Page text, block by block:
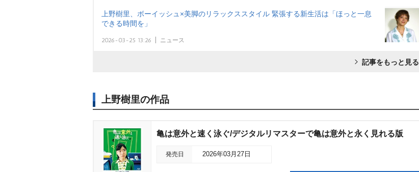
上野樹里、ボーイッシュ×美脚のリラックススタイル 緊張する新生活は「ほっと一息
できる時間を」
2026-03-25 13:26 ニュース
記事をもっと見る
上野樹里の作品
亀は意外と速く泳ぐ/デジタルリマスターで亀は意外と永く見れる版
発売日 2026年03月27日